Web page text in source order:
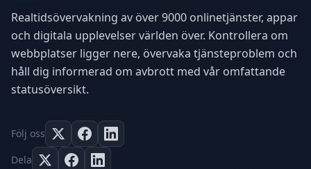
Realtidsövervakning av över 9000 onlinetjänster, appar
och digitala upplevelser världen över. Kontrollera om
webbplatser ligger nere, övervaka tjänsteproblem och
håll dig informerad om avbrott med vår omfattande
statusöversikt.
Följ oss
Dela